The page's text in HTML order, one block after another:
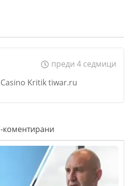
преди 4 седмици
Kritik tiwar.ru
коментирани